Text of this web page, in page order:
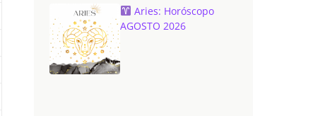
Aries: Horóscopo
AGOSTO 2026